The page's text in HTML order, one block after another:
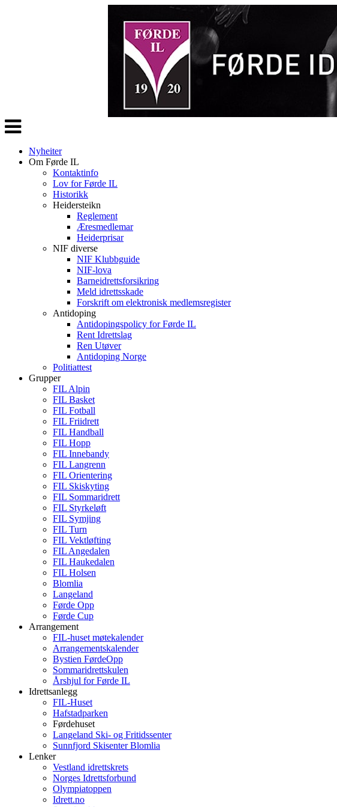
Veksle
navigasjon
Nyheiter
Om Førde IL
Kontaktinfo
Lov for Førde IL
Historikk
Heidersteikn
Reglement
Æresmedlemar
Heiderprisar
NIF diverse
NIF Klubbguide
NIF-lova
Barneidrettsforsikring
Meld idrettsskade
Forskrift om elektronisk medlemsregister
Antidoping
Antidopingspolicy for Førde IL
Rent Idrettslag
Ren Utøver
Antidoping Norge
Politiattest
Grupper
FIL Alpin
FIL Basket
FIL Fotball
FIL Friidrett
FIL Handball
FIL Hopp
FIL Innebandy
FIL Langrenn
FIL Orientering
FIL Skiskyting
FIL Sommaridrett
FIL Styrkeløft
FIL Symjing
FIL Turn
FIL Vektløfting
FIL Angedalen
FIL Haukedalen
FIL Holsen
Blomlia
Langeland
Førde Opp
Førde Cup
Arrangement
FIL-huset møtekalender
Arrangementskalender
Bystien FørdeOpp
Sommaridrettskulen
Årshjul for Førde IL
Idrettsanlegg
FIL-Huset
Hafstadparken
Førdehuset
Langeland Ski- og Fritidssenter
Sunnfjord Skisenter Blomlia
Lenker
Vestland idrettskrets
Norges Idrettsforbund
Olympiatoppen
Idrett.no